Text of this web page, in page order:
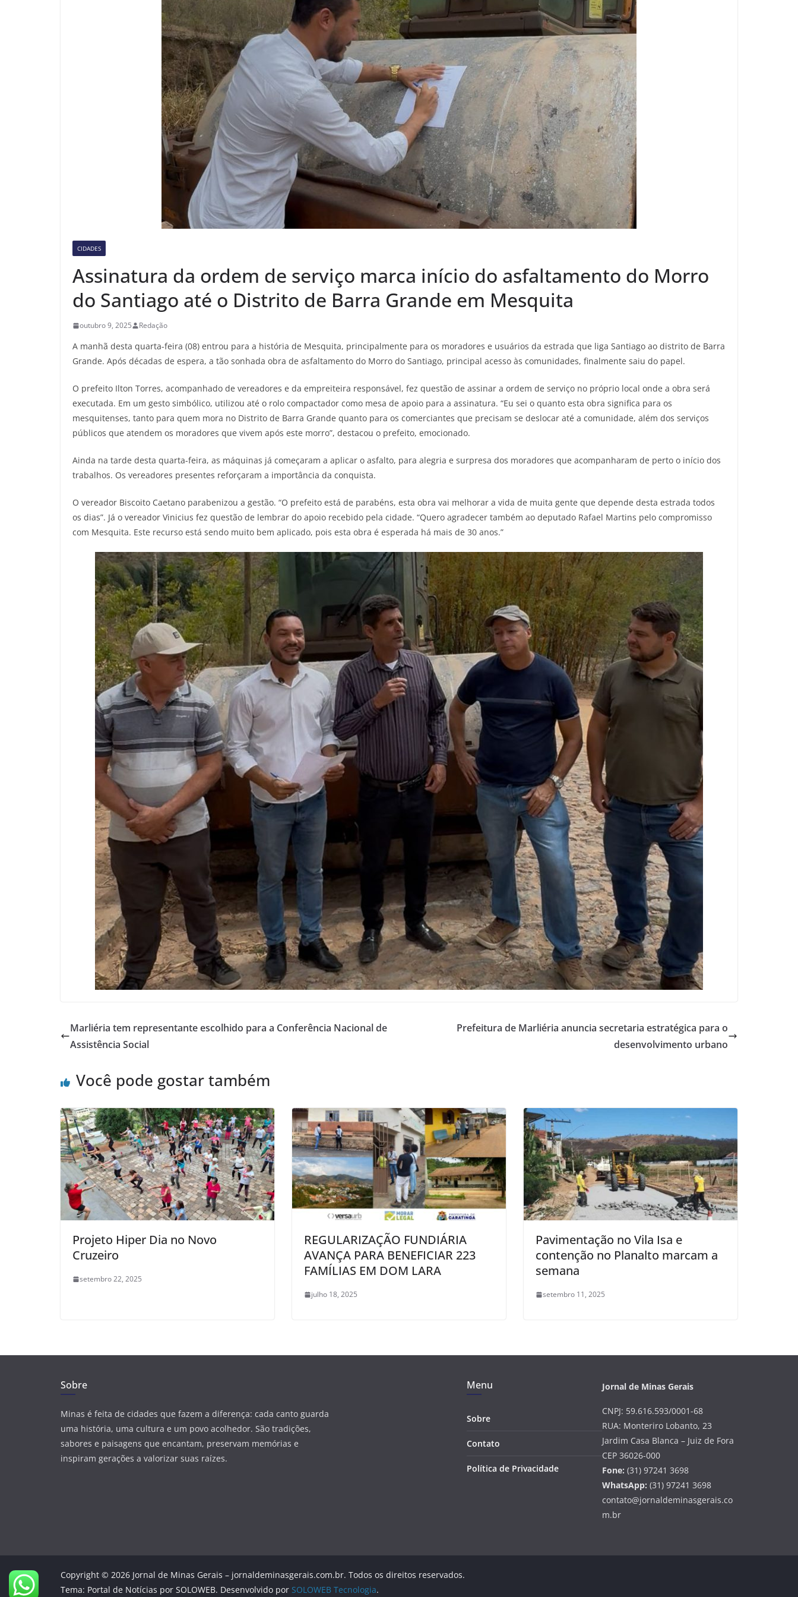
CIDADES
Assinatura da ordem de serviço marca início do asfaltamento do Morro
do Santiago até o Distrito de Barra Grande em Mesquita
outubro 9, 2025 Redação
A manhã desta quarta-feira (08) entrou para a história de Mesquita, principalmente para os moradores e usuários da estrada que liga Santiago ao distrito de Barra
Grande. Após décadas de espera, a tão sonhada obra de asfaltamento do Morro do Santiago, principal acesso às comunidades, finalmente saiu do papel.
O prefeito Ilton Torres, acompanhado de vereadores e da empreiteira responsável, fez questão de assinar a ordem de serviço no próprio local onde a obra será
executada. Em um gesto simbólico, utilizou até o rolo compactador como mesa de apoio para a assinatura. “Eu sei o quanto esta obra significa para os
mesquitenses, tanto para quem mora no Distrito de Barra Grande quanto para os comerciantes que precisam se deslocar até a comunidade, além dos serviços
públicos que atendem os moradores que vivem após este morro”, destacou o prefeito, emocionado.
Ainda na tarde desta quarta-feira, as máquinas já começaram a aplicar o asfalto, para alegria e surpresa dos moradores que acompanharam de perto o início dos
trabalhos. Os vereadores presentes reforçaram a importância da conquista.
O vereador Biscoito Caetano parabenizou a gestão. “O prefeito está de parabéns, esta obra vai melhorar a vida de muita gente que depende desta estrada todos
os dias”. Já o vereador Vinicius fez questão de lembrar do apoio recebido pela cidade. “Quero agradecer também ao deputado Rafael Martins pelo compromisso
com Mesquita. Este recurso está sendo muito bem aplicado, pois esta obra é esperada há mais de 30 anos.”
Marliéria tem representante escolhido para a Conferência Nacional de
Assistência Social
Prefeitura de Marliéria anuncia secretaria estratégica para o
desenvolvimento urbano
Você pode gostar também
Projeto Hiper Dia no Novo
Cruzeiro
setembro 22, 2025
REGULARIZAÇÃO FUNDIÁRIA
AVANÇA PARA BENEFICIAR 223
FAMÍLIAS EM DOM LARA
julho 18, 2025
Pavimentação no Vila Isa e
contenção no Planalto marcam a
semana
setembro 11, 2025
Sobre
Minas é feita de cidades que fazem a diferença: cada canto guarda
uma história, uma cultura e um povo acolhedor. São tradições,
sabores e paisagens que encantam, preservam memórias e
inspiram gerações a valorizar suas raízes.
Menu
Sobre
Contato
Política de Privacidade
Jornal de Minas Gerais
CNPJ: 59.616.593/0001-68
RUA: Monteriro Lobanto, 23
Jardim Casa Blanca – Juiz de Fora
CEP 36026-000
Fone: (31) 97241 3698
WhatsApp: (31) 97241 3698
contato@jornaldeminasgerais.co
m.br
Copyright © 2026 Jornal de Minas Gerais – jornaldeminasgerais.com.br. Todos os direitos reservados.
Tema: Portal de Notícias por SOLOWEB. Desenvolvido por SOLOWEB Tecnologia.